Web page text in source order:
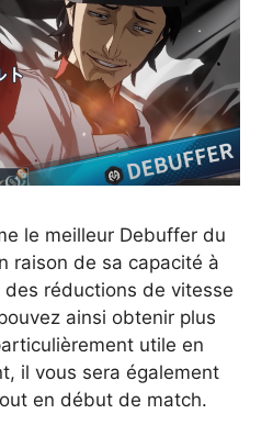
le meilleur Debuffer du
raison de sa capacité à
réductions de vitesse
ainsi obtenir plus
utile en
il vous sera également
en début de match.